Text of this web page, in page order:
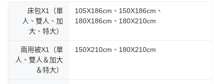
床包X1（單
人、雙人、加
大、特大）
105X186cm、150X186cm、
180X186cm、180X210cm
兩用被X1（單
人、雙人＆加大
＆特大）
150X210cm、180X210cm